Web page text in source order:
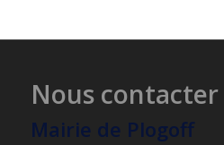
Nous contacter
Mairie de Plogoff